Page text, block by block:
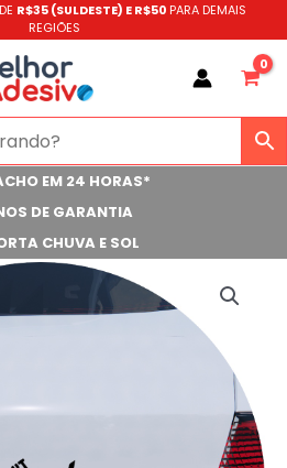
R$35 (SULDESTE) E R$50 PARA DEMAIS
REGIÕES
EM 24 HORAS*
DE GARANTIA
CHUVA E SOL